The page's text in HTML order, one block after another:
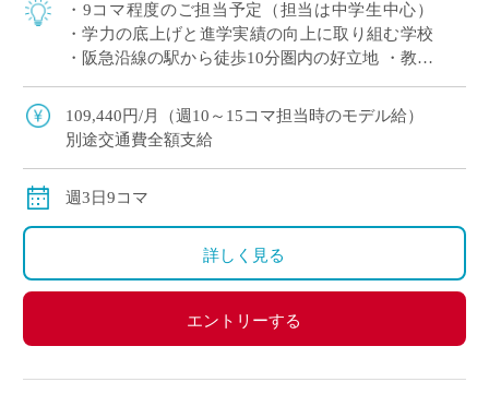
・9コマ程度のご担当予定（担当は中学生中心）
・学力の底上げと進学実績の向上に取り組む学校
・阪急沿線の駅から徒歩10分圏内の好立地 ・教員
る方はエントリーください。
109,440円/月（週10～15コマ担当時のモデル給）
別途交通費全額支給
週3日9コマ
詳しく見る
エントリーする